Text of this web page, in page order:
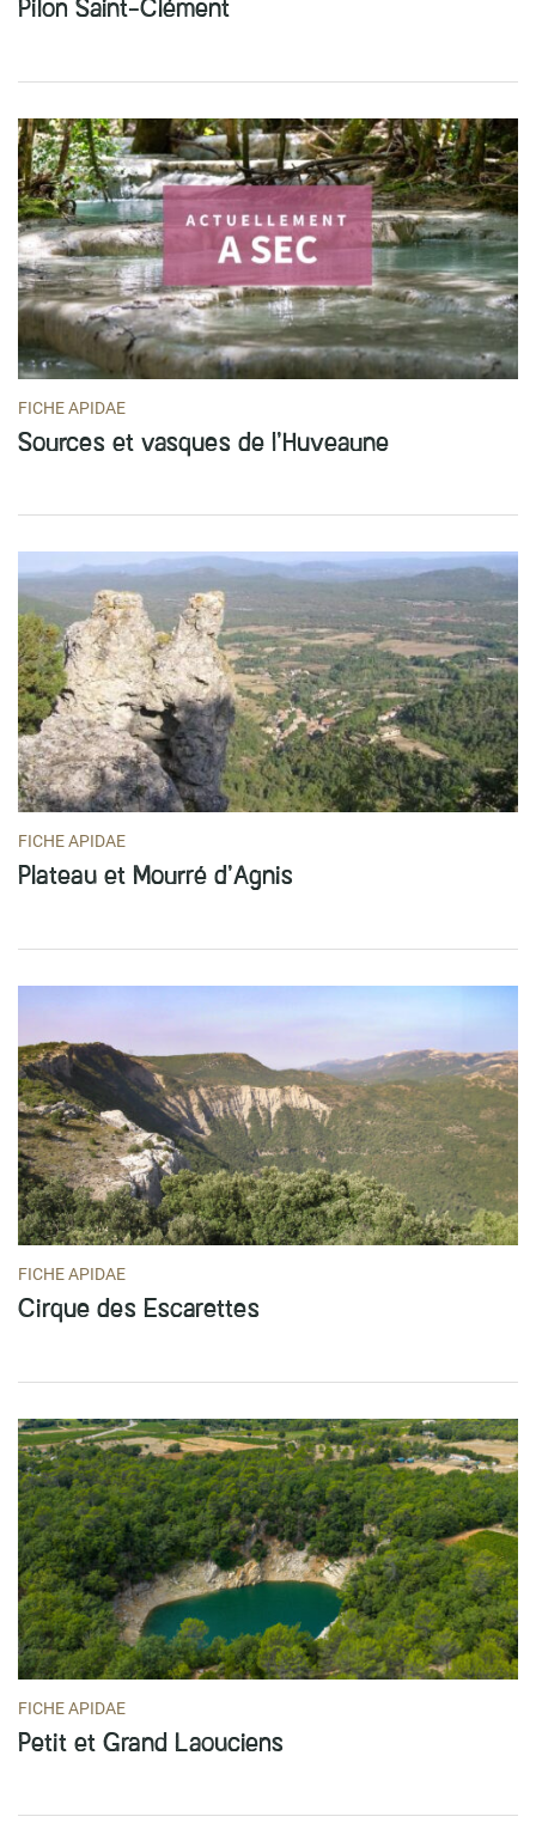
Pilon Saint-Clément
FICHE APIDAE
Sources et vasques de l’Huveaune
FICHE APIDAE
Plateau et Mourré d’Agnis
FICHE APIDAE
Cirque des Escarettes
FICHE APIDAE
Petit et Grand Laouciens